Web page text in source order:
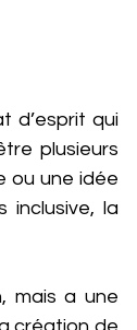
d’esprit qui
plusieurs
ou une idée
inclusive, la
mais a une
création de